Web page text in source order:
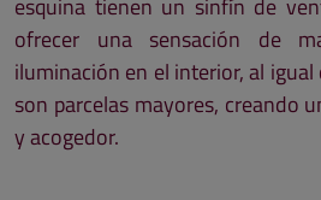
esquina tienen un sinfín de
ofrecer una sensación de
iluminación en el interior, al
son parcelas mayores, creando
y acogedor.